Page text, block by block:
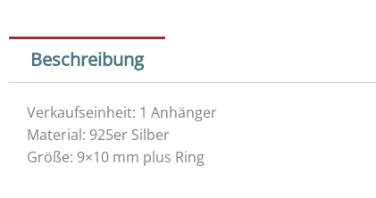
Beschreibung
Verkaufseinheit: 1 Anhänger
Material: 925er Silber
Größe: 9×10 mm plus Ring